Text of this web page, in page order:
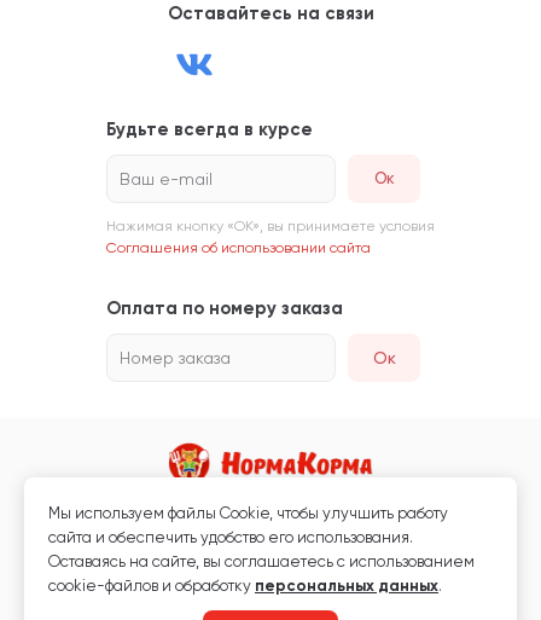
Оставайтесь на связи
Будьте всегда в курсе
Ваш e-mail
Нажимая кнопку «ОК», вы принимаете условия
Соглашения об использовании сайта
Оплата по номеру заказа
Номер заказа Ок
Магазин кормов для животных и ветаптека
Любая информация, размещённая на сайте, не является публичной
офертой.
Мы используем файлы Сookie, чтобы улучшить работу
сайта и обеспечить удобство его использования.
Оставаясь на сайте, вы соглашаетесь с использованием
cookie-файлов и обработку персональных данных.